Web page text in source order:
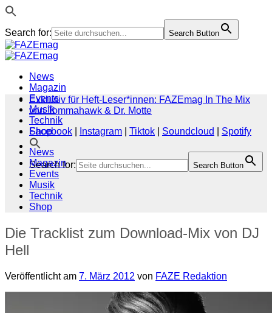
Search for: Search Button
Zum
Inhalt
News
Magazin
Events
Musik
Technik
Shop
Search for: Search Button
Exklusiv für Heft-Leser*innen: FAZEmag In The Mix
von Tommahawk & Dr. Motte
Facebook
Instagram Tiktok Soundcloud
Spotify
News
Magazin
Events
Musik
Technik
Shop
Die Tracklist zum Download-Mix von DJ
Hell
Veröffentlicht am 7. März 2012 von FAZE Redaktion